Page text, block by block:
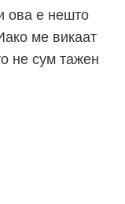
ова е нешто
ме викаат
не сум тажен